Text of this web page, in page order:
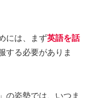
には、まず英語を話
する必要がありま
の姿勢では、いつま